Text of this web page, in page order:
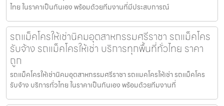
ไทย ในราคาเป็นกันเอง พร้อมด้วยทีมงานที่มีประสบการณ์
รถแม็คโครให้เช่านิคมอุตสาหกรรมศรีราชา รถแม็คโคร
รับจ้าง รถแม็คโครให้เช่า บริการทุกพื้นที่ทั่วไทย ราคา
ถูก
รถแม็คโครให้เช่านิคมอุตสาหกรรมศรีราชา รถแมคโครให้เช่า รถแม็คโคร
รับจ้าง บริการทั่วไทย ในราคาเป็นกันเอง พร้อมด้วยทีมงานที่